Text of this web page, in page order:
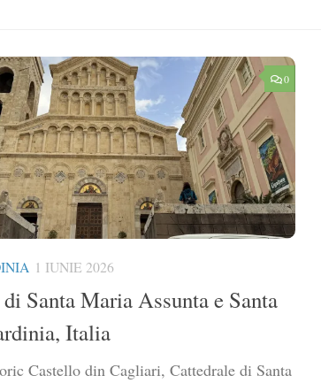
0
1 IUNIE 2026
Santa Maria Assunta e Santa
Italia
Castello din Cagliari, Cattedrale di Santa